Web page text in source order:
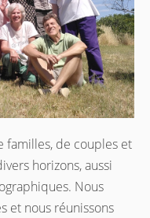
familles, de couples et
horizons, aussi
Nous
et nous réunissons